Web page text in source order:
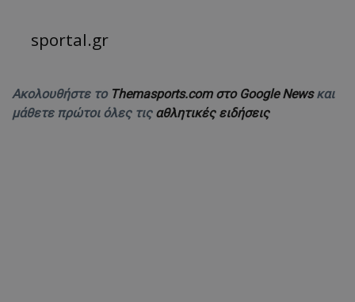
sportal.gr
Ακολουθήστε το Themasports.com στο Google Newsκαι
μάθετε πρώτοι όλες τις αθλητικές ειδήσεις